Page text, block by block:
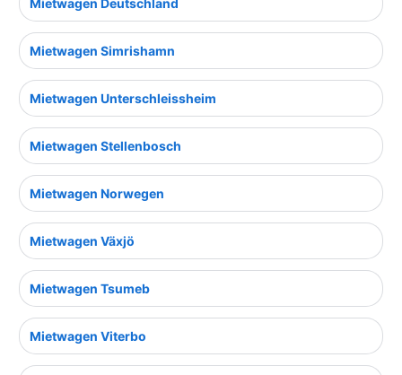
Mietwagen Deutschland
Mietwagen Simrishamn
Mietwagen Unterschleissheim
Mietwagen Stellenbosch
Mietwagen Norwegen
Mietwagen Växjö
Mietwagen Tsumeb
Mietwagen Viterbo